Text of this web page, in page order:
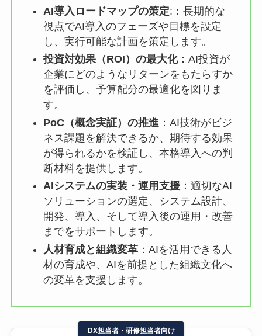
AI導入ロードマップの策定:：長期的な
視点でAI導入のフェーズや目標を設定
し、実行可能な計画を策定します。
投資対効果（ROI）の最大化：AI投資が
企業にどのようなリターンをもたらすか
を評価し、予算配分の最適化を図りま
す。
PoC（概念実証）の推進 ：AI技術がビジ
ネス課題を解決できるか、期待する効果
が得られるかを検証し、本格導入への判
断材料を提供します。
AIシステムの実装・運用支援 ：適切なAI
ソリューションの選定、システム設計、
開発、導入、そして導入後の運用・改善
までをサポートします。
人材育成と組織変革：AIを活用できる人
材の育成や、AIを前提とした組織文化へ
の変革を支援します。
DX担当者・研修担当者向け